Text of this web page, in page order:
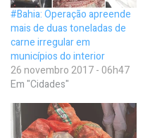
#Bahia: Operação apreende
mais de duas toneladas de
carne irregular em
municípios do interior
26 novembro 2017 - 06h47
Em "Cidades"